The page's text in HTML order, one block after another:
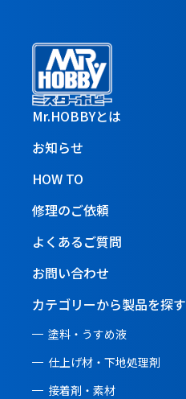
Mr.HOBBYとは
お知らせ
HOW TO
修理のご依頼
よくあるご質問
お問い合わせ
カテゴリーから製品を探す
塗料・うすめ液
仕上げ材・下地処理剤
接着剤・素材